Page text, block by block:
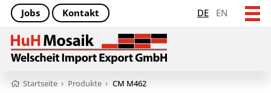
DE EN
Jobs Kontakt
Startseite › Produkte › CM M462